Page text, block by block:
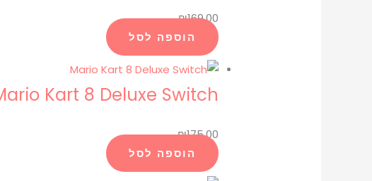
₪169.00
הוספה לסל
Kart 8 Deluxe Switch
₪175.00
הוספה לסל